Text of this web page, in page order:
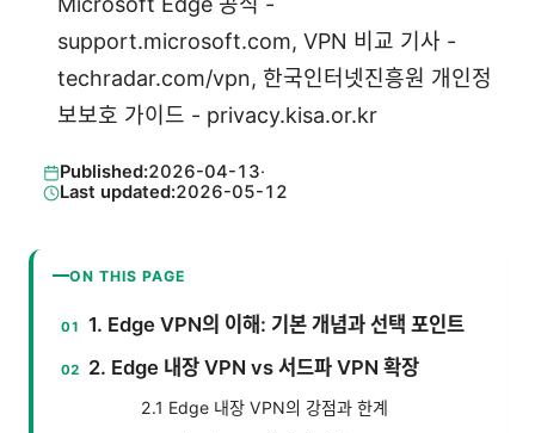
support.microsoft.com, VPN 비교 기사 -
techradar.com/vpn, 한국인터넷진흥원 개인정
보보호 가이드 - privacy.kisa.or.kr
Published:2026-04-13·
Last updated:2026-05-12
ON THIS PAGE
1. Edge VPN의 이해: 기본 개념과 선택 포인트
2. Edge 내장 VPN vs 서드파 VPN 확장
2.1 Edge 내장 VPN의 강점과 한계